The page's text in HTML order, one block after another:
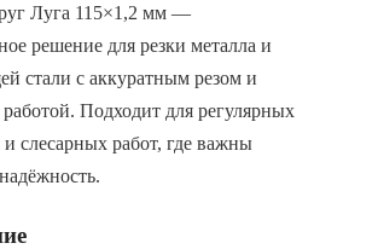
Луга 115×1,2 мм —
решение для резки металла и
стали с аккуратным резом и
Подходит для регулярных
слесарных работ, где важны